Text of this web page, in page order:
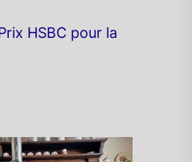
HSBC pour la